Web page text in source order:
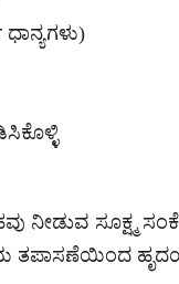
ನೀಡುವ ಸೂಕ್ಷ್ಮ
ತಪಾಸಣೆಯಿಂದ